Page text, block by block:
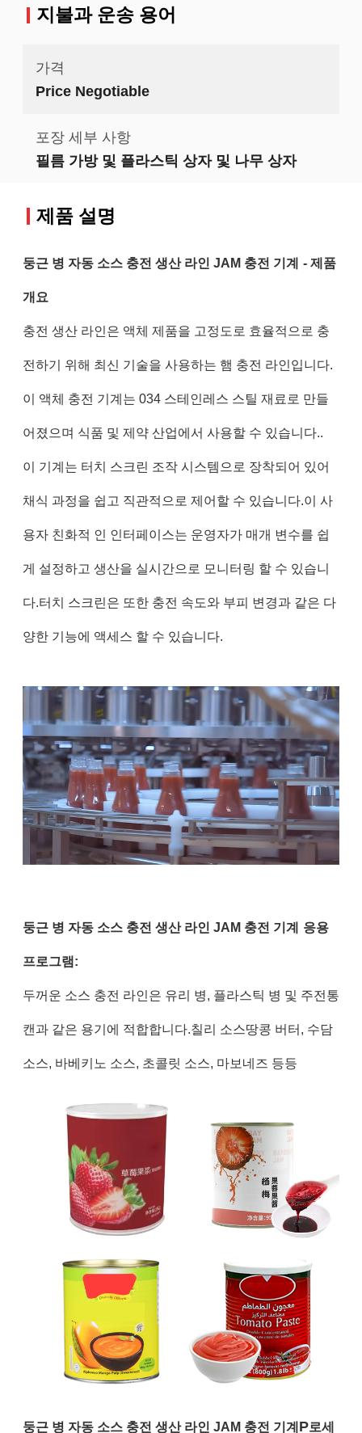
지불과 운송 용어
가격
Price Negotiable
포장 세부 사항
필름 가방 및 플라스틱 상자 및 나무 상자
제품 설명
둥근 병 자동 소스 충전 생산 라인 JAM 충전 기계 - 제품
개요
충전 생산 라인은 액체 제품을 고정도로 효율적으로 충
전하기 위해 최신 기술을 사용하는 햄 충전 라인입니다.
이 액체 충전 기계는 034 스테인레스 스틸 재료로 만들
어졌으며 식품 및 제약 산업에서 사용할 수 있습니다..
이 기계는 터치 스크린 조작 시스템으로 장착되어 있어
채식 과정을 쉽고 직관적으로 제어할 수 있습니다.이 사
용자 친화적 인 인터페이스는 운영자가 매개 변수를 쉽
게 설정하고 생산을 실시간으로 모니터링 할 수 있습니
다.터치 스크린은 또한 충전 속도와 부피 변경과 같은 다
양한 기능에 액세스 할 수 있습니다.
둥근 병 자동 소스 충전 생산 라인 JAM 충전 기계 응용
프로그램:
두꺼운 소스 충전 라인은 유리 병, 플라스틱 병 및 주전통
캔과 같은 용기에 적합합니다.칠리 소스땅콩 버터, 수담
소스, 바베키노 소스, 초콜릿 소스, 마보네즈 등등
둥근 병 자동 소스 충전 생산 라인 JAM 충전 기계 P로세